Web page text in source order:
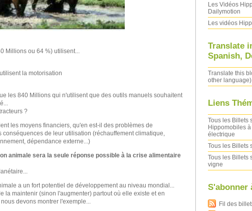
Millions ou 64 %) utilisent...
la motorisation
les 840 Millions qui n'utilisent que des outils manuels souhaitent
?
les moyens financiers, qu'en est-il des problèmes de
conséquences de leur utilisation (réchauffement climatique,
dépendance externe...)
animale sera la seule réponse possible à la crise alimentaire
a un fort potentiel de développement au niveau mondial...
la maintenir (sinon l'augmenter) partout où elle existe et en
devons montrer l'exemple...
Les Vidéos
Dailymotion
Les vidéos
Translate
Spanish,
Translate this
other language)
Liens
Tous les Billets
Hippomobiles
électrique
Tous les Billets
Tous les Billets
vigne
S'abonner
Fil des